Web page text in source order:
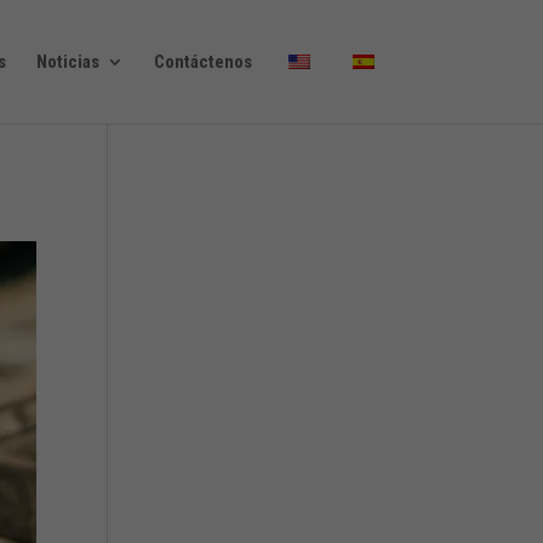
Noticias Contáctenos